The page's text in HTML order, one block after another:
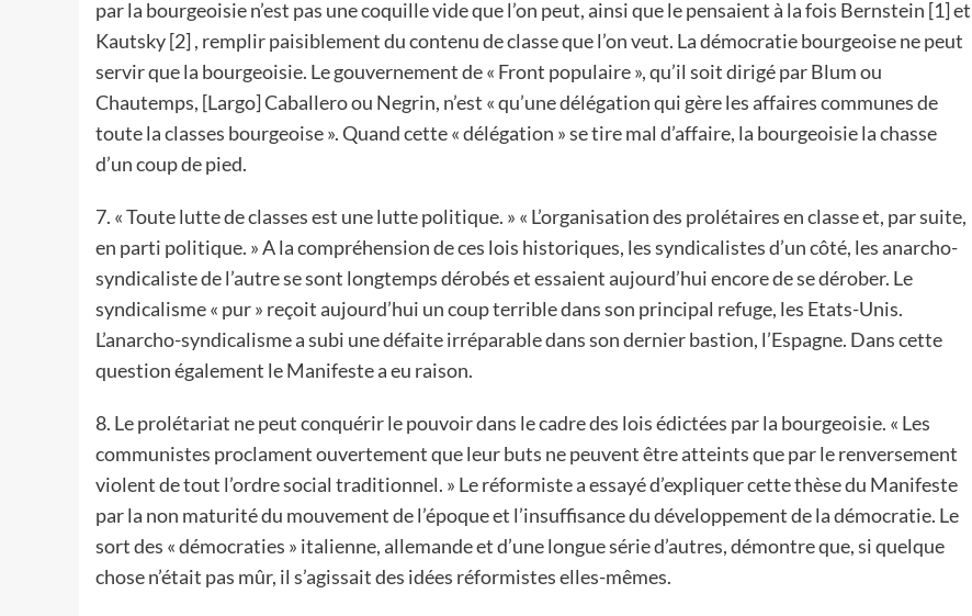
par la bourgeoisie n’est pas une coquille vide que l’on peut, ainsi que le pensaient à la fois Bernstein [1] et
Kautsky [2] , remplir paisiblement du contenu de classe que l’on veut. La démocratie bourgeoise ne peut
servir que la bourgeoisie. Le gouvernement de « Front populaire », qu’il soit dirigé par Blum ou
Chautemps, [Largo] Caballero ou Negrin, n’est « qu’une délégation qui gère les affaires communes de
toute la classes bourgeoise ». Quand cette « délégation » se tire mal d’affaire, la bourgeoisie la chasse
d’un coup de pied.
7. « Toute lutte de classes est une lutte politique. » « L’organisation des prolétaires en classe et, par suite,
en parti politique. » A la compréhension de ces lois historiques, les syndicalistes d’un côté, les anarcho-
syndicaliste de l’autre se sont longtemps dérobés et essaient aujourd’hui encore de se dérober. Le
syndicalisme « pur » reçoit aujourd’hui un coup terrible dans son principal refuge, les Etats-Unis.
L’anarcho-syndicalisme a subi une défaite irréparable dans son dernier bastion, l’Espagne. Dans cette
question également le Manifeste a eu raison.
8. Le prolétariat ne peut conquérir le pouvoir dans le cadre des lois édictées par la bourgeoisie. « Les
communistes proclament ouvertement que leur buts ne peuvent être atteints que par le renversement
violent de tout l’ordre social traditionnel. » Le réformiste a essayé d’expliquer cette thèse du Manifeste
par la non maturité du mouvement de l’époque et l’insuffisance du développement de la démocratie. Le
sort des « démocraties » italienne, allemande et d’une longue série d’autres, démontre que, si quelque
chose n’était pas mûr, il s’agissait des idées réformistes elles-mêmes.